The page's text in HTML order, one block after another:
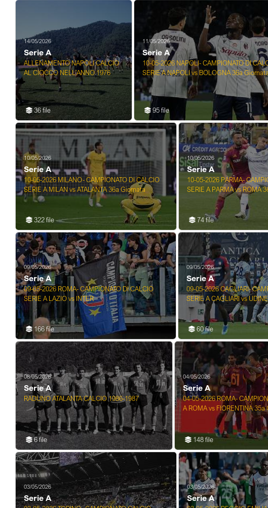
14/05/2026
Serie A
ALLENAMENTO NAPOLI CALCIO
AL CIOCCO NELL'ANNO 1976
36 file
11/05/2026
Serie A
10-05-2026 NAPOLI- CAMPIONATO DI
SERIE A NAPOLI vs BOLOGNA 36a
95 file
10/05/2026
Serie A
10-05-2026 MILANO- CAMPIONATO DI CALCIO
SERIE A MILAN vs ATALANTA 36a Giornata
322 file
10/05/2026
Serie A
10-05-2026 PARMA-
SERIE A PARMA vs ROMA
74 file
09/05/2026
Serie A
09-05-2026 ROMA- CAMPIONATO DI CALCIO
SERIE A LAZIO vs INTER
166 file
09/05/2026
Serie A
09-05-2026 CAGLIARI-
SERIE A CAGLIARI vs
60 file
08/05/2026
Serie A
RADUNO ATALANTA CALCIO 1986-1987
6 file
04/05/2026
Serie A
04-05-2026 ROMA-
A ROMA vs FIORENTINA 35a
148 file
03/05/2026
Serie A
03/05/2026
Serie A